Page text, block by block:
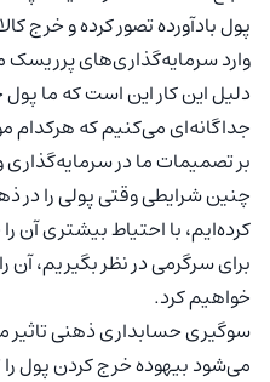
پول بادآورده تصور کرده و خرج
وارد سرمایه‌گذاری‌های
دلیل این کار این است که ما
جداگانه‌ای می‌کنیم که هرکدام
بر تصمیمات ما در سرمایه‌گذاری
چنین شرایطی وقتی پولی را در
کرده‌ایم، با احتیاط بیشتری آن
برای سرگرمی در نظر بگیریم، آن
خواهیم کرد.
سوگیری حسابداری ذهنی تاثیر
می‌شود بیهوده خرج کردن پول را